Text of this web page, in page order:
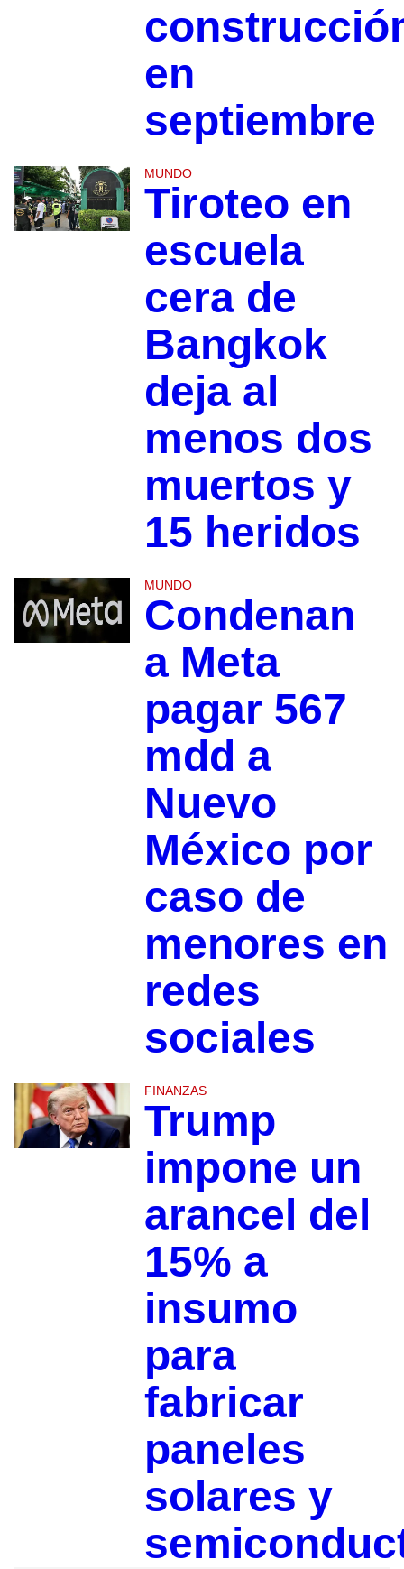
en
septiembre
MUNDO
Tiroteo en
escuela
cera de
Bangkok
deja al
menos dos
muertos y
15 heridos
MUNDO
Condenan
a Meta
pagar 567
mdd a
Nuevo
México por
caso de
menores en
redes
sociales
FINANZAS
Trump
impone un
arancel del
15% a
insumo
para
fabricar
paneles
solares y